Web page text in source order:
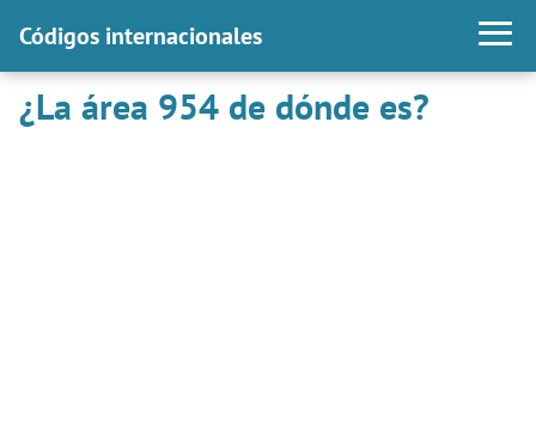
Códigos internacionales
¿La área 954 de dónde es?